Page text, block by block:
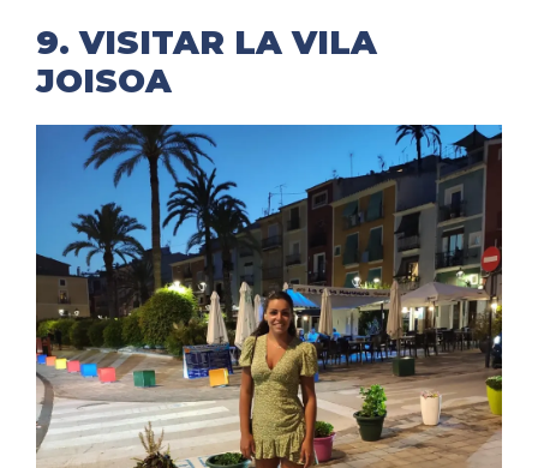
9. VISITAR LA VILA
JOISOA